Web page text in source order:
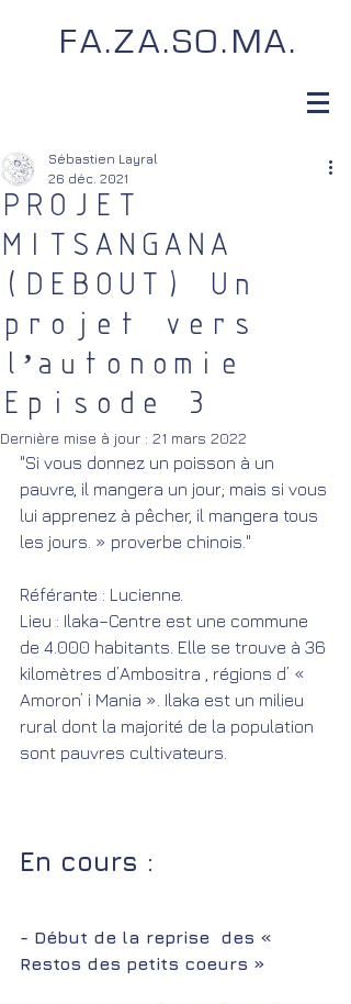
FA.ZA.SO.MA.
PROJET
MITSANGANA
(DEBOUT) Un
projet vers
l’autonomie
Episode 3
Sébastien Layral
26 déc. 2021
Dernière mise à jour : 21 mars 2022
"Si vous donnez un poisson à un
pauvre, il mangera un jour; mais si vous
lui apprenez à pêcher, il mangera tous
les jours. » proverbe chinois."
Référante : Lucienne.
Lieu : Ilaka–Centre est une commune
de 4.000 habitants. Elle se trouve à 36
kilomètres d’Ambositra , régions d’ «
Amoron’ i Mania ». Ilaka est un milieu
rural dont la majorité de la population
sont pauvres cultivateurs.
En cours :
- Début de la reprise  des «
Restos des petits coeurs »